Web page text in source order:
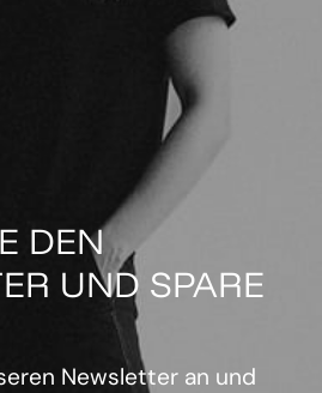
DEN
UND SPARE
Newsletter an und